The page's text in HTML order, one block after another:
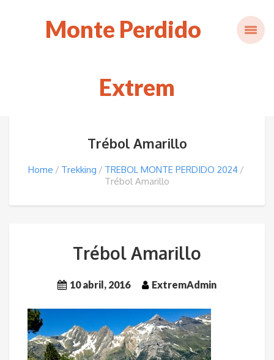
Monte Perdido
Extrem
Trébol Amarillo
Home Trekking
TREBOL MONTE PERDIDO 2024
Trébol Amarillo
Trébol Amarillo
10 abril, 2016 ExtremAdmin